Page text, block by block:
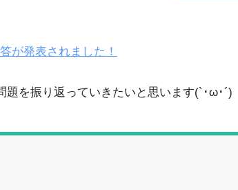
が発表されました！
題を振り返っていきたいと思います(`･ω･´)